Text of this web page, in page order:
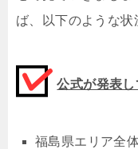
ば、以下のような状
公式が発表
福島県エリア全